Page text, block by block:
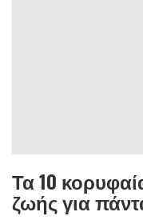
Τα 10
ζωής για